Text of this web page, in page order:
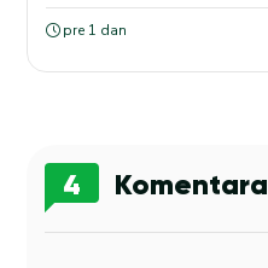
pre 1 dan
4 Komentara